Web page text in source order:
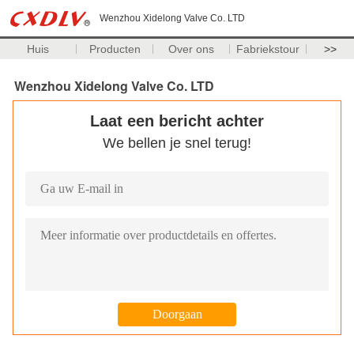
Wenzhou Xidelong Valve Co. LTD
Huis Producten Over ons Fabriekstour >>
Wenzhou Xidelong Valve Co. LTD
Laat een bericht achter
We bellen je snel terug!